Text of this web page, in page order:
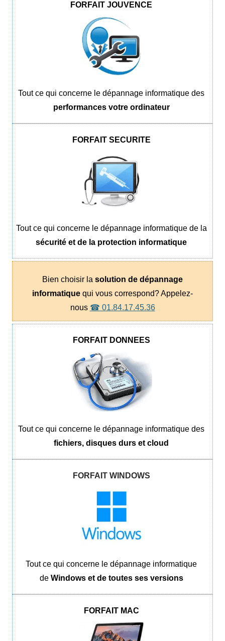
FORFAIT JOUVENCE
Tout ce qui concerne le dépannage informatique des
performances votre ordinateur
FORFAIT SECURITE
Tout ce qui concerne le dépannage informatique de la
sécurité et de la protection informatique
Bien choisir la solution de dépannage
informatique qui vous correspond? Appelez-
nous ☎ 01.84.17.45.36
FORFAIT DONNEES
Tout ce qui concerne le dépannage informatique des
fichiers, disques durs et cloud
FORFAIT WINDOWS
Tout ce qui concerne le dépannage informatique
de Windows et de toutes ses versions
FORFAIT MAC